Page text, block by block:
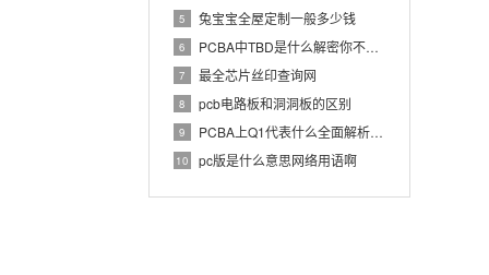
5 兔宝宝全屋定制一般多少钱
6 PCBA中TBD是什么解密你不知道的电子行业术语
7 最全芯片丝印查询网
8 pcb电路板和洞洞板的区别
9 PCBA上Q1代表什么全面解析PCB电路板中Q1的作用
10 pc版是什么意思网络用语啊